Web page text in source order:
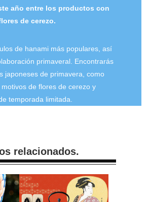
año entre los productos con
de cerezo.
de hanami más populares, así
primaveral. Encontrarás
japoneses de primavera, como
de flores de cerezo y
temporada limitada.
relacionados.